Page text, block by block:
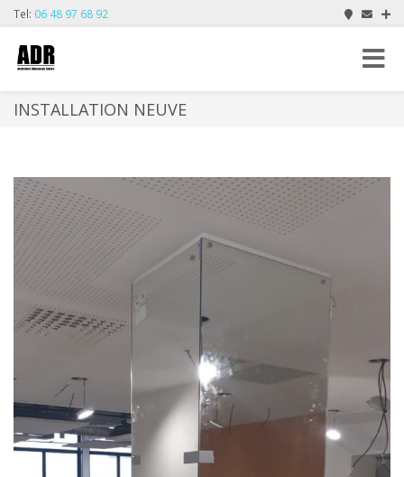
Tel: 06 48 97 68 92
Toggle
INSTALLATION NEUVE